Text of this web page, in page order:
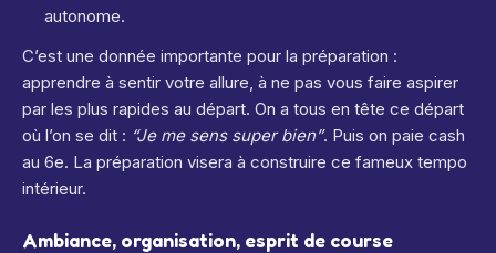
autonome.
C’est une donnée importante pour la préparation :
apprendre à sentir votre allure, à ne pas vous faire aspirer
par les plus rapides au départ. On a tous en tête ce départ
où l’on se dit : “Je me sens super bien”. Puis on paie cash
au 6e. La préparation visera à construire ce fameux tempo
intérieur.
Ambiance, organisation, esprit de course